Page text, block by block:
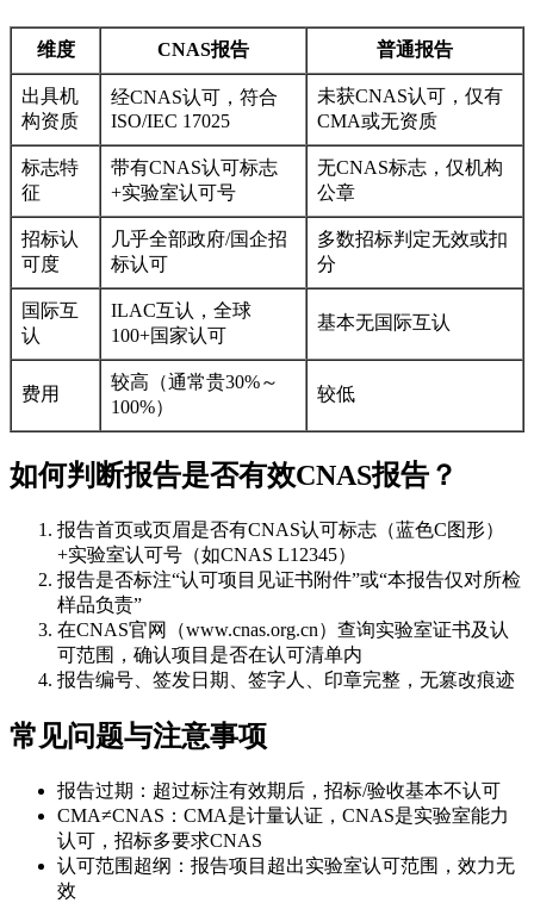
维度 CNAS报告 普通报告
出具机
构资质
经CNAS认可，符合
ISO/IEC 17025
未获CNAS认可，仅有
CMA或无资质
标志特
征
带有CNAS认可标志
+实验室认可号
无CNAS标志，仅机构
公章
招标认
可度
几乎全部政府/国企招
标认可
多数招标判定无效或扣
分
国际互
认
ILAC互认，全球
100+国家认可
基本无国际互认
费用
较高（通常贵30%～
100%）
较低
如何判断报告是否有效CNAS报告？
报告首页或页眉是否有CNAS认可标志（蓝色C图形）
+实验室认可号（如CNAS L12345）
报告是否标注“认可项目见证书附件”或“本报告仅对所检
样品负责”
在CNAS官网（www.cnas.org.cn）查询实验室证书及认
可范围，确认项目是否在认可清单内
报告编号、签发日期、签字人、印章完整，无篡改痕迹
常见问题与注意事项
报告过期：超过标注有效期后，招标/验收基本不认可
CMA≠CNAS：CMA是计量认证，CNAS是实验室能力
认可，招标多要求CNAS
认可范围超纲：报告项目超出实验室认可范围，效力无
效